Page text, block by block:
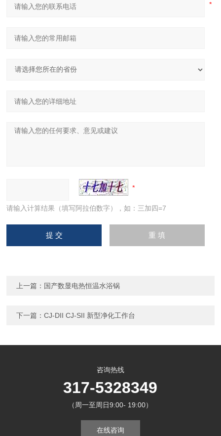
请输入计算结果（填写阿拉伯数字），如：三加四=7
上一篇： 国产数显电热恒温水浴锅
下一篇：CJ-DII CJ-SII 新型净化工作台
咨询热线
317-5328349
（周一至周日9:00- 19:00）
在线咨询